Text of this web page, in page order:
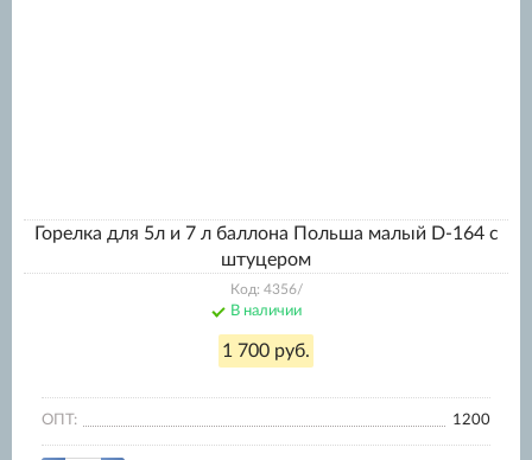
Горелка для 5л и 7 л баллона Польша малый D-164 с
штуцером
Код: 4356/
В наличии
1 700 руб.
ОПТ: 1200